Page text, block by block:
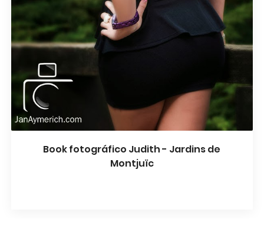
Book fotográfico Judith - Jardins de
Montjuïc